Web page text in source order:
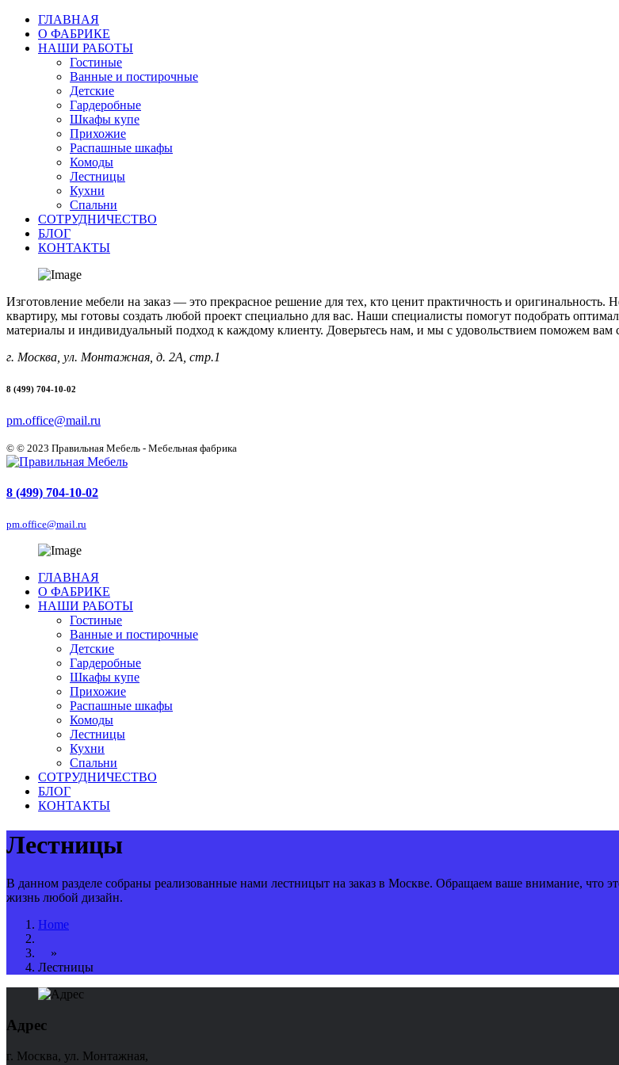
ГЛАВНАЯ
О ФАБРИКЕ
НАШИ РАБОТЫ
Гостиные
Ванные и постирочные
Детские
Гардеробные
Шкафы купе
Прихожие
Распашные шкафы
Комоды
Лестницы
Кухни
Спальни
СОТРУДНИЧЕСТВО
БЛОГ
КОНТАКТЫ
Изготовление мебели на заказ — это прекрасное решение для тех, кто ценит практичность и
квартиру, мы готовы создать любой проект специально для вас. Наши специалисты помогут подобрать
материалы и индивидуальный подход к каждому клиенту. Доверьтесь нам, и мы с удовольствием поможем вам
г. Москва, ул. Монтажная, д. 2А, стр.1
8 (499) 704-10-02
pm.office@mail.ru
© © 2023 Правильная Мебель - Мебельная фабрика
8 (499) 704-10-02
pm.office@mail.ru
ГЛАВНАЯ
О ФАБРИКЕ
НАШИ РАБОТЫ
Гостиные
Ванные и постирочные
Детские
Гардеробные
Шкафы купе
Прихожие
Распашные шкафы
Комоды
Лестницы
Кухни
Спальни
СОТРУДНИЧЕСТВО
БЛОГ
КОНТАКТЫ
Лестницы
В данном разделе собраны реализованные нами лестницыт на заказ в Москве. Обращаем ваше внимание, что
жизнь любой дизайн.
Home
»
Лестницы
Адрес
г. Москва, ул. Монтажная,